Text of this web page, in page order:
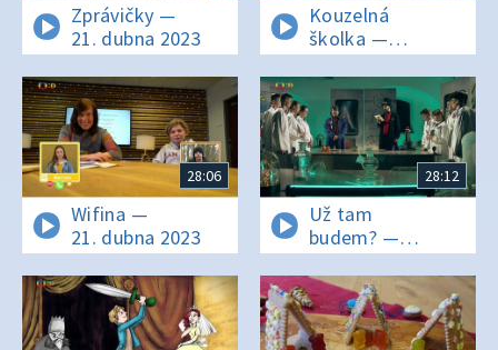
Zprávičky —
21. dubna 2023
Kouzelná
školka —
21. dubna 2023
28:06
Wifina —
21. dubna 2023
28:12
Už tam
budem? —
21. dubna 2023